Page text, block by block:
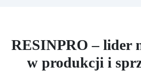
RESINPRO – lider
w produkcji i